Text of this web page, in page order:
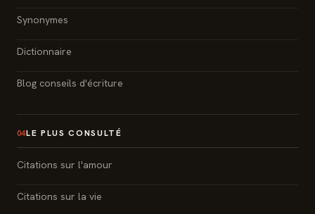
Synonymes
Dictionnaire
Blog conseils d'écriture
04LE PLUS CONSULTÉ
Citations sur l'amour
Citations sur la vie